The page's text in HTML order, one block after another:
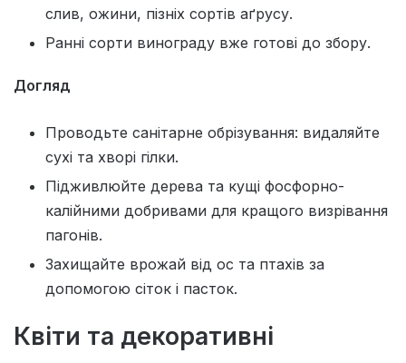
слив, ожини, пізніх сортів аґрусу.
Ранні сорти винограду вже готові до збору.
Догляд
Проводьте санітарне обрізування: видаляйте
сухі та хворі гілки.
Підживлюйте дерева та кущі фосфорно-
калійними добривами для кращого визрівання
пагонів.
Захищайте врожай від ос та птахів за
допомогою сіток і пасток.
Квіти та декоративні